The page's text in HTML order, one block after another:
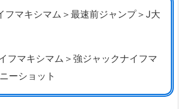
フマキシマム＞最速前ジャンプ＞J大
フマキシマム＞強ジャックナイフマ
ーショット